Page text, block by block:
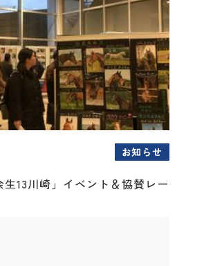
お知らせ
13川崎」イベント＆協賛レー